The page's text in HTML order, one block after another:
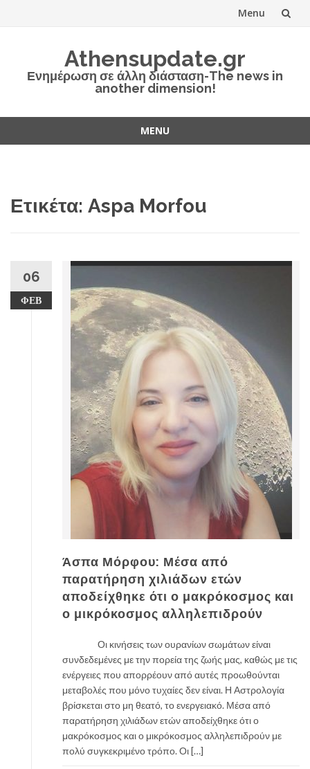
Menu
Athensupdate.gr
Ενημέρωση σε άλλη διάσταση-The news in
another dimension!
MENU
Ετικέτα: Aspa Morfou
06
ΦΕΒ
Άσπα Μόρφου: Μέσα από
παρατήρηση χιλιάδων ετών
αποδείχθηκε ότι ο μακρόκοσμος και
ο μικρόκοσμος αλληλεπιδρούν
Οι κινήσεις των ουρανίων σωμάτων είναι
συνδεδεμένες με την πορεία της ζωής μας, καθώς με τις
ενέργειες που απορρέουν από αυτές προωθούνται
μεταβολές που μόνο τυχαίες δεν είναι. Η Αστρολογία
βρίσκεται στο μη θεατό, το ενεργειακό. Μέσα από
παρατήρηση χιλιάδων ετών αποδείχθηκε ότι ο
μακρόκοσμος και ο μικρόκοσμος αλληλεπιδρούν με
πολύ συγκεκριμένο τρόπο. Οι […]